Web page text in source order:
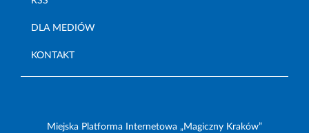
DLA MEDIÓW
KONTAKT
Miejska Platforma Internetowa „Magiczny Kraków”